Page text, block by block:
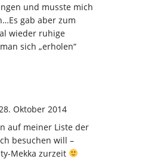
und musste mich
gab aber zum
wieder ruhige
sich „erholen“
Oktober 2014
auf meiner Liste der
besuchen will –
Mekka zurzeit